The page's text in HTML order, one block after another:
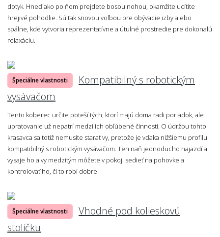
dotyk. Hneď ako po ňom prejdete bosou nohou, okamžite ucítite
hrejivé pohodlie. Sú tak snovou voľbou pre obývacie izby alebo
spálne, kde vytvoria reprezentatívne a útulné prostredie pre dokonalú
relaxáciu.
Špeciálne vlastnosti
Kompatibilný s robotickým
vysávačom
Tento koberec určite poteší tých, ktorí majú doma radi poriadok, ale
upratovanie už nepatrí medzi ich obľúbené činnosti. O údržbu tohto
krasavca sa totiž nemusíte starať vy, pretože je vďaka nižšiemu profilu
kompatibilný s robotickým vysávačom. Ten naň jednoducho najazdí a
vysaje ho a vy medzitým môžete v pokoji sedieť na pohovke a
kontrolovať ho, či to robí dobre.
Špeciálne vlastnosti
Vhodné pod kolieskovú
stoličku